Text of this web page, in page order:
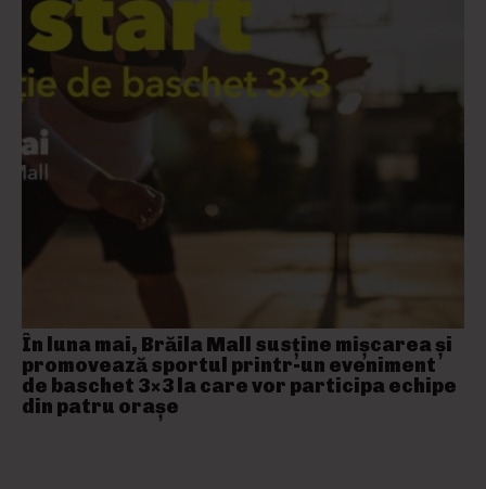
În luna mai, Brăila Mall susține mişcarea și
promovează sportul printr-un eveniment
de baschet 3×3 la care vor participa echipe
din patru orașe